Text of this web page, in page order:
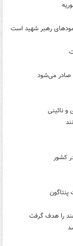
رهبر شهید است
صادر می‌شود
و نائینی
کشور
را هدف گرفت